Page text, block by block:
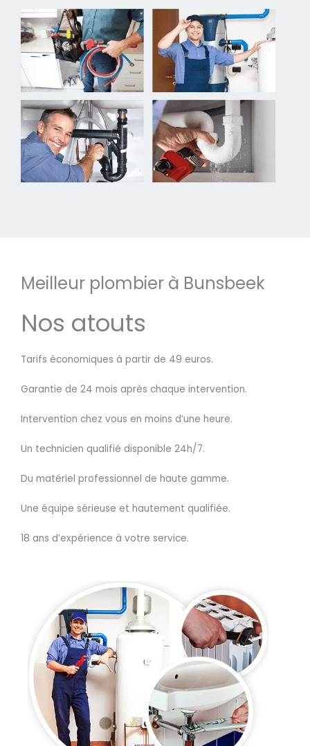
Meilleur plombier à Bunsbeek
Nos atouts
Tarifs économiques à partir de 49 euros.
Garantie de 24 mois après chaque intervention.
Intervention chez vous en moins d’une heure.
Un technicien qualifié disponible 24h/7.
Du matériel professionnel de haute gamme.
Une équipe sérieuse et hautement qualifiée.
18 ans d’expérience à votre service.